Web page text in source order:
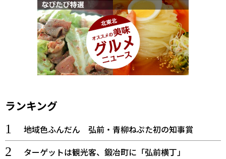
ランキング
地域色ふんだん 弘前・青柳ねぷた初の知事賞
ターゲットは観光客、鍛冶町に「弘前横丁」